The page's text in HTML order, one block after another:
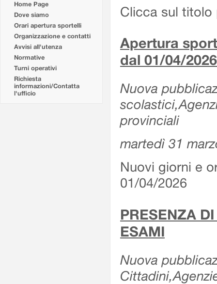
Home Page
Dove siamo
Orari apertura sportelli
Organizzazione e contatti
Avvisi all'utenza
Normative
Turni operativi
Richiesta
informazioni/Contatta
l'ufficio
Clicca sul titolo
Apertura
dal 01/04/2026
Nuova
provinciali
martedì 31
Nuovi giorni e
01/04/2026
PRESENZA
ESAMI
Nuova